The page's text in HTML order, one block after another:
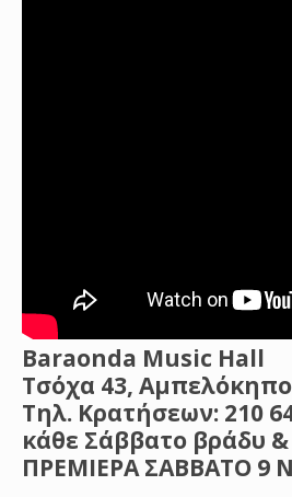
Baraonda Music Hall
Τσόχα 43,
Τηλ. Κρατήσεων: 210
κάθε Σάββατο βράδυ &
ΠΡΕΜΙΕΡΑ ΣΑΒΒΑΤΟ 9